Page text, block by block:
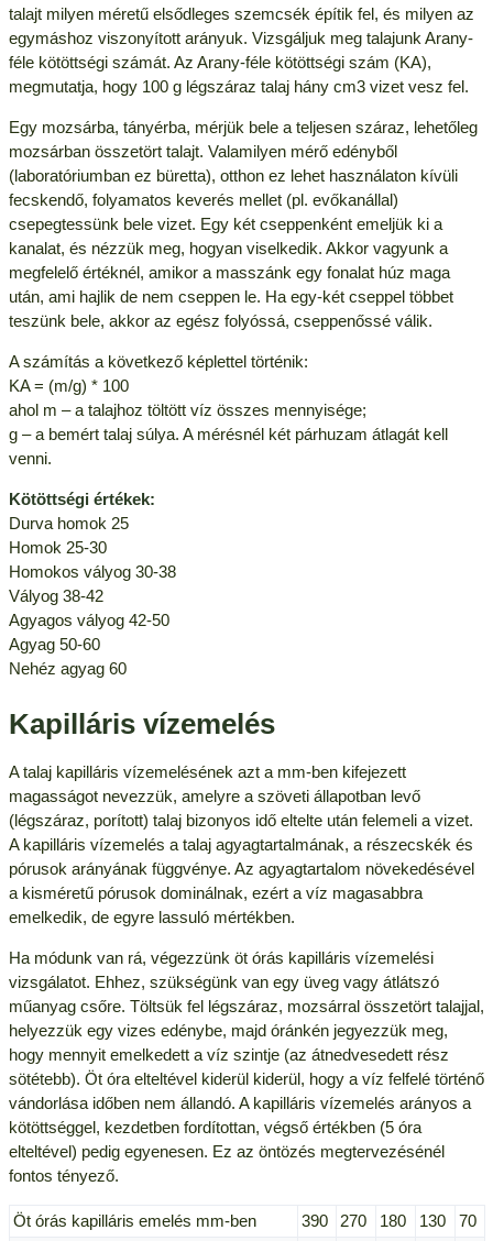
talajt milyen méretű elsődleges szemcsék építik fel, és milyen az
egymáshoz viszonyított arányuk. Vizsgáljuk meg talajunk Arany-
féle kötöttségi számát. Az Arany-féle kötöttségi szám (KA),
megmutatja, hogy 100 g légszáraz talaj hány cm3 vizet vesz fel.
Egy mozsárba, tányérba, mérjük bele a teljesen száraz, lehetőleg
mozsárban összetört talajt. Valamilyen mérő edényből
(laboratóriumban ez büretta), otthon ez lehet használaton kívüli
fecskendő, folyamatos keverés mellet (pl. evőkanállal)
csepegtessünk bele vizet. Egy két cseppenként emeljük ki a
kanalat, és nézzük meg, hogyan viselkedik. Akkor vagyunk a
megfelelő értéknél, amikor a masszánk egy fonalat húz maga
után, ami hajlik de nem cseppen le. Ha egy-két cseppel többet
teszünk bele, akkor az egész folyóssá, cseppenőssé válik.
A számítás a következő képlettel történik:
KA = (m/g) * 100
ahol m – a talajhoz töltött víz összes mennyisége;
g – a bemért talaj súlya. A mérésnél két párhuzam átlagát kell
venni.
Kötöttségi értékek:
Durva homok 25
Homok 25-30
Homokos vályog 30-38
Vályog 38-42
Agyagos vályog 42-50
Agyag 50-60
Nehéz agyag 60
Kapilláris vízemelés
A talaj kapilláris vízemelésének azt a mm-ben kifejezett
magasságot nevezzük, amelyre a szöveti állapotban levő
(légszáraz, porított) talaj bizonyos idő eltelte után felemeli a vizet.
A kapilláris vízemelés a talaj agyagtartalmának, a részecskék és
pórusok arányának függvénye. Az agyagtartalom növekedésével
a kisméretű pórusok dominálnak, ezért a víz magasabbra
emelkedik, de egyre lassuló mértékben.
Ha módunk van rá, végezzünk öt órás kapilláris vízemelési
vizsgálatot. Ehhez, szükségünk van egy üveg vagy átlátszó
műanyag csőre. Töltsük fel légszáraz, mozsárral összetört talajjal,
helyezzük egy vizes edénybe, majd óránkén jegyezzük meg,
hogy mennyit emelkedett a víz szintje (az átnedvesedett rész
sötétebb). Öt óra elteltével kiderül kiderül, hogy a víz felfelé történő
vándorlása időben nem állandó. A kapilláris vízemelés arányos a
kötöttséggel, kezdetben fordítottan, végső értékben (5 óra
elteltével) pedig egyenesen. Ez az öntözés megtervezésénél
fontos tényező.
Öt órás kapilláris emelés mm-ben 390 270 180 130 70